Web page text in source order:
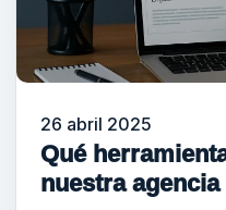
26 abril 2025
Qué
nuestra agencia